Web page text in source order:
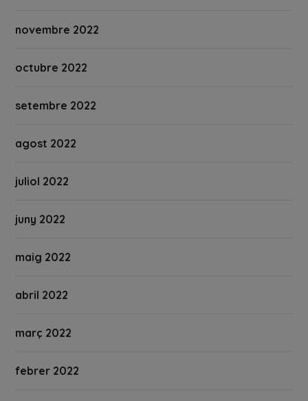
novembre 2022
octubre 2022
setembre 2022
agost 2022
juliol 2022
juny 2022
maig 2022
abril 2022
març 2022
febrer 2022